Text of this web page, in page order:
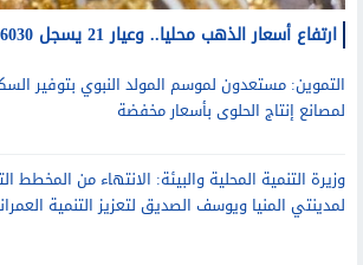
ارتفاع أسعار الذهب محليا.. وعيار 21 يسجل 6030 جنيها
التموين: مستعدون لموسم المولد النبوي بتوفير
لمصانع إنتاج الحلوى بأسعار مخفضة
وزيرة التنمية المحلية والبيئة: الانتهاء من المخطط
لمدينتي المنيا ويوسف الصديق لتعزيز التنمية